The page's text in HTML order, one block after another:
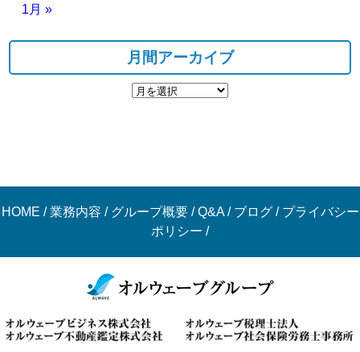
1月 »
月間アーカイブ
HOME /業務内容 / グループ概要/Q&A/ ブログ/ プライバシー
ポリシー /